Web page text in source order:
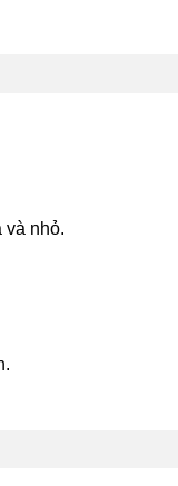
và nhỏ.